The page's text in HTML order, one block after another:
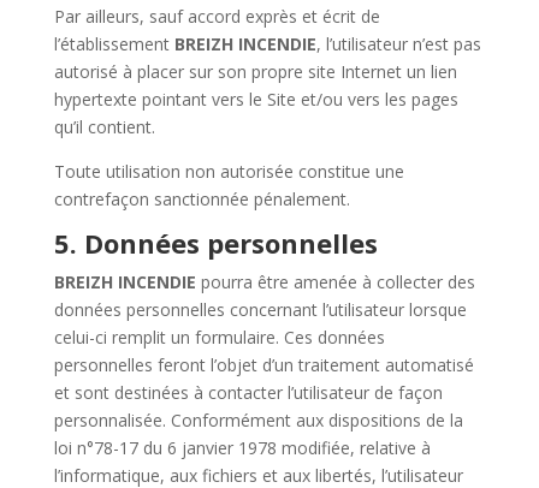
Par ailleurs, sauf accord exprès et écrit de
l’établissement BREIZH INCENDIE, l’utilisateur n’est pas
autorisé à placer sur son propre site Internet un lien
hypertexte pointant vers le Site et/ou vers les pages
qu’il contient.
Toute utilisation non autorisée constitue une
contrefaçon sanctionnée pénalement.
5. Données personnelles
BREIZH INCENDIE pourra être amenée à collecter des
données personnelles concernant l’utilisateur lorsque
celui-ci remplit un formulaire. Ces données
personnelles feront l’objet d’un traitement automatisé
et sont destinées à contacter l’utilisateur de façon
personnalisée. Conformément aux dispositions de la
loi n°78-17 du 6 janvier 1978 modifiée, relative à
l’informatique, aux fichiers et aux libertés, l’utilisateur